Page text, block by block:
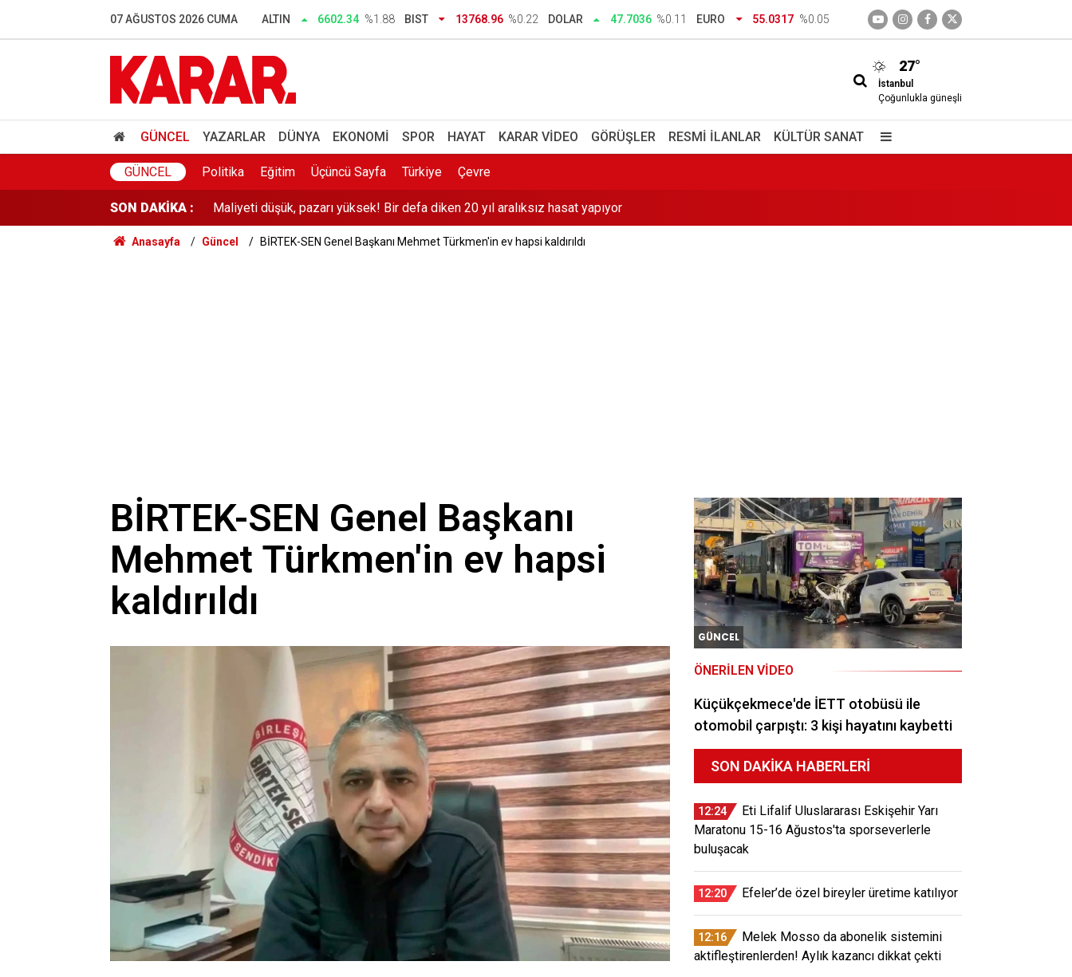
07 AĞUSTOS 2026 CUMA ALTIN 6602.34 %1.88 BIST 13768.96 %0.22 DOLAR 47.7036 %0.11 EURO 55.0317 %0.05
27°
İstanbul
Çoğunlukla güneşli
GÜNCEL YAZARLAR DÜNYA EKONOMI SPOR HAYAT KARAR VIDEO GÖRÜŞLER RESMI İLANLAR KÜLTÜR SANAT
GÜNCEL Politika Eğitim Üçüncü Sayfa Türkiye Çevre
SON DAKİKA :
Göç yolundaki 52 leylek elektrik akımına kapılarak öldü
Menderes Belediyesi soruşturmasında 16 kişi adliyede
'Garantili vize' vaatlerine 3 aylık reklam yasağı
Maliyeti düşük, pazarı yüksek! Bir defa diken 20 yıl aralıksız hasat yapıyor
YENİ Parti’ye YSK’da temsil hakkı: Sırada sandık kurulları var
Anasayfa Güncel BİRTEK-SEN Genel Başkanı Mehmet Türkmen'in ev hapsi kaldırıldı
BİRTEK-SEN Genel Başkanı
Mehmet Türkmen'in ev hapsi
kaldırıldı
GÜNCEL
ÖNERILEN VIDEO
Küçükçekmece'de İETT otobüsü ile
otomobil çarpıştı: 3 kişi hayatını kaybetti
SON DAKIKA HABERLERI
12:24
Eti Lifalif Uluslararası Eskişehir Yarı
Maratonu 15-16 Ağustos'ta sporseverlerle
buluşacak
12:20 Efeler’de özel bireyler üretime katılıyor
12:16
Melek Mosso da abonelik sistemini
aktifleştirenlerden! Aylık kazancı dikkat çekti